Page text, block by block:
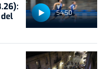
54:50